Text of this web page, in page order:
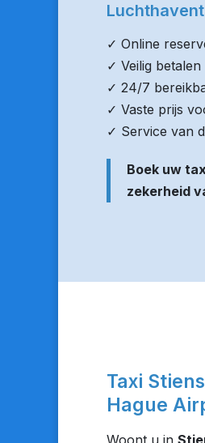
✓ Online
✓ Veilig betalen
✓ 24/7
✓ Vaste prijs
✓ Service van
Boek uw
zekerheid
Taxi
Hague
Woont u in